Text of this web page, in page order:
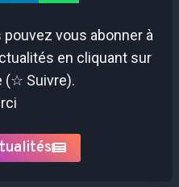
vous abonner à
en cliquant sur
(☆ Suivre).